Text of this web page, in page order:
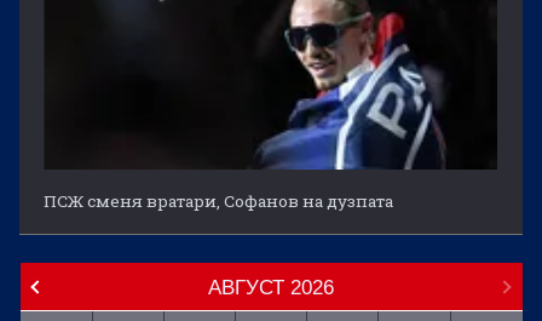
ПСЖ сменя вратари, Софанов на дузпата
АВГУСТ 2026